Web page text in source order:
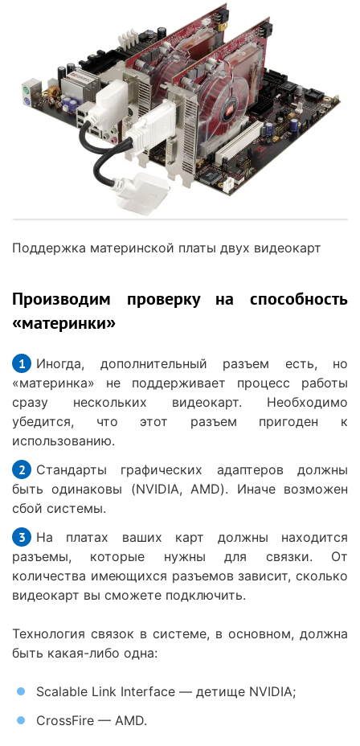
Поддержка материнской платы двух видеокарт
Производим проверку на способность
«материнки»
Иногда, дополнительный разъем есть, но
«материнка» не поддерживает процесс работы
сразу нескольких видеокарт. Необходимо
убедится, что этот разъем пригоден к
использованию.
Стандарты графических адаптеров должны
быть одинаковы (NVIDIA, AMD). Иначе возможен
сбой системы.
На платах ваших карт должны находится
разъемы, которые нужны для связки. От
количества имеющихся разъемов зависит, сколько
видеокарт вы сможете подключить.
Технология связок в системе, в основном, должна
быть какая-либо одна:
Scalable Link Interface — детище NVIDIA;
CrossFire — AMD.